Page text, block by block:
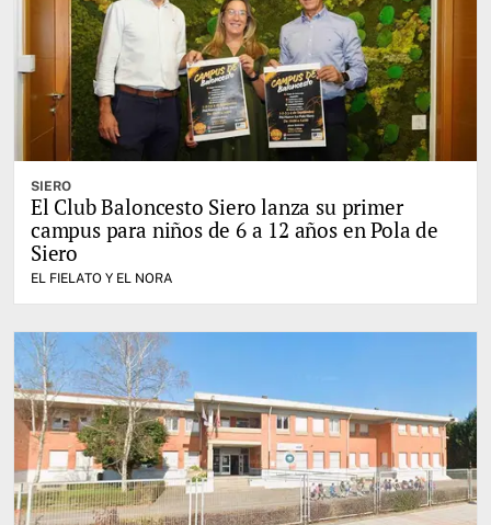
SIERO
El Club Baloncesto Siero lanza su primer
campus para niños de 6 a 12 años en Pola de
Siero
EL FIELATO Y EL NORA